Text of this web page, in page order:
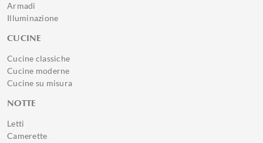
Armadi
Illuminazione
CUCINE
Cucine classiche
Cucine moderne
Cucine su misura
NOTTE
Letti
Camerette